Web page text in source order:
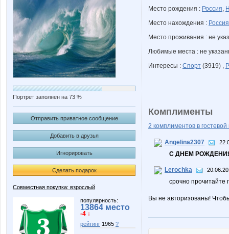
Портрет заполнен на 73 %
Отправить приватное сообщение
Добавить в друзья
Игнорировать
Сделать подарок
Совместная покупка: взрослый
популярность:
13864 место
-4 ↓
рейтинг 1965 ?
Место рождения : Россия,
Место нахождения : Россия
Место проживания : не
Любимые места : не
Интересы : Спорт (3919) ,
Комплименты
2 комплиментов в гостевой
Angelina2307
С ДНЕМ
Lerochka
срочно прочитайте
Вы не авторизованы!